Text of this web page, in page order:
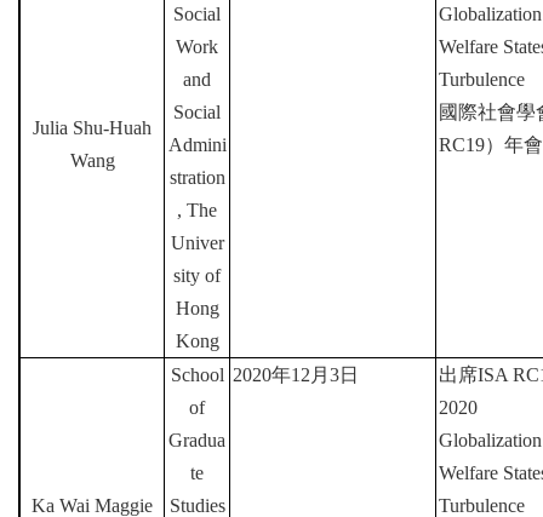
Julia Shu-Huah
Wang
Social
Work
and
Social
Admini
stration
, The
Univer
sity of
Hong
Kong
Welfare
Turbulence
國際社會學
RC19）年會
Ka Wai Maggie
School
of
Gradua
te
Studies
2020年12 月 3日 出席ISA
2020
Welfare
Turbulence